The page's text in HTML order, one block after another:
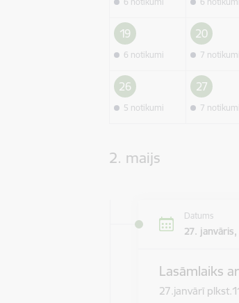
19
6 notikumi
20
7 notikumi
26
5 notikumi
27
7 notikumi
2. maijs
Datums
27.
Lasāmlaiks
27.janvārī